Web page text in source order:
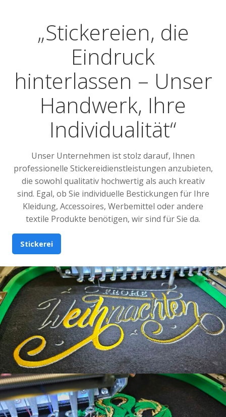
„Stickereien, die
Eindruck
hinterlassen – Unser
Handwerk, Ihre
Individualität“
Unser Unternehmen ist stolz darauf, Ihnen
professionelle Stickereidienstleistungen anzubieten,
die sowohl qualitativ hochwertig als auch kreativ
sind. Egal, ob Sie individuelle Bestickungen für Ihre
Kleidung, Accessoires, Werbemittel oder andere
textile Produkte benötigen, wir sind für Sie da.
Stickerei